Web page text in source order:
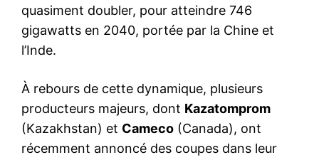
quasiment doubler, pour atteindre 746
gigawatts en 2040, portée par la Chine et
l’Inde.
À rebours de cette dynamique, plusieurs
producteurs majeurs, dont Kazatomprom
(Kazakhstan) et Cameco (Canada), ont
récemment annoncé des coupes dans leur